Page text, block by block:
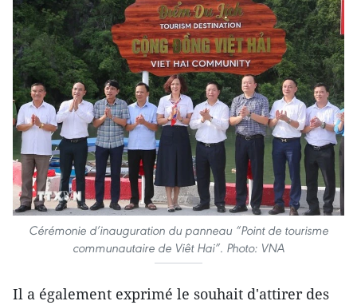
Cérémonie d’inauguration du panneau “Point de tourisme
communautaire de Viêt Hai”. Photo: VNA
Il a également exprimé le souhait d'attirer des